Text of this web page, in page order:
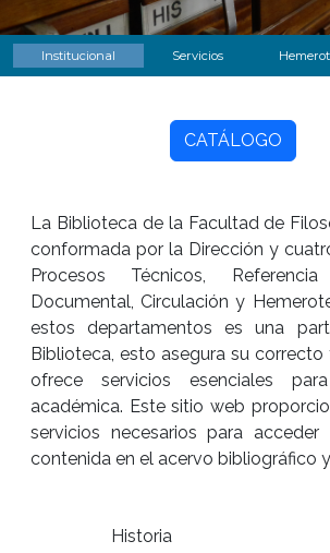
Institucional Servicios
CATÁLOGO
La Biblioteca de la Facultad de
conformada por la Dirección y
Procesos Técnicos,
Documental, Circulación y
estos departamentos es una
Biblioteca, esto asegura su
ofrece servicios esenciales
académica. Este sitio web
servicios necesarios para
contenida en el acervo bibliográfico
Historia